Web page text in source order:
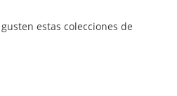
estas colecciones de